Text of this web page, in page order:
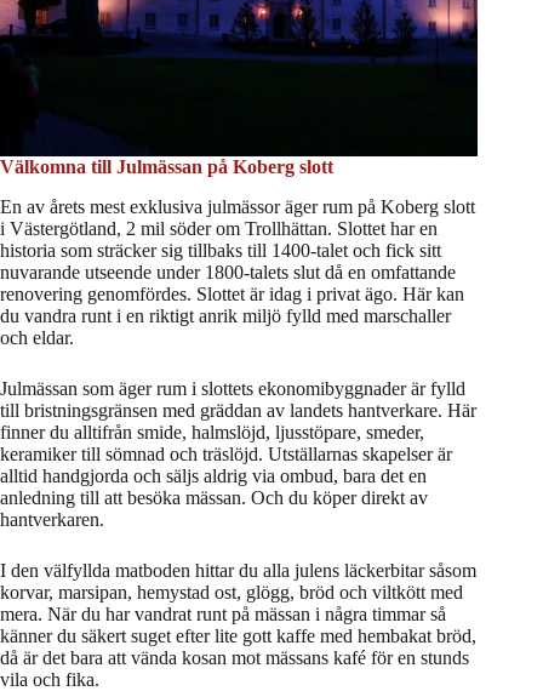
Välkomna till Julmässan på Koberg slott
En av årets mest exklusiva julmässor äger rum på Koberg slott
i Västergötland, 2 mil söder om Trollhättan. Slottet har en
historia som sträcker sig tillbaks till 1400-talet och fick sitt
nuvarande utseende under 1800-talets slut då en omfattande
renovering genomfördes. Slottet är idag i privat ägo. Här kan
du vandra runt i en riktigt anrik miljö fylld med marschaller
och eldar.
Julmässan som äger rum i slottets ekonomibyggnader är fylld
till bristningsgränsen med gräddan av landets hantverkare. Här
finner du alltifrån smide, halmslöjd, ljusstöpare, smeder,
keramiker till sömnad och träslöjd. Utställarnas skapelser är
alltid handgjorda och säljs aldrig via ombud, bara det en
anledning till att besöka mässan. Och du köper direkt av
hantverkaren.
I den välfyllda matboden hittar du alla julens läckerbitar såsom
korvar, marsipan, hemystad ost, glögg, bröd och viltkött med
mera. När du har vandrat runt på mässan i några timmar så
känner du säkert suget efter lite gott kaffe med hembakat bröd,
då är det bara att vända kosan mot mässans kafé för en stunds
vila och fika.